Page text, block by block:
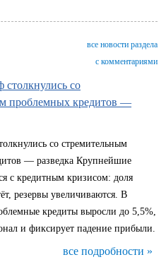
все новости раздела
с комментариями
со
проблемных кредитов —
со стремительным
— разведка Крупнейшие
с кредитным кризисом: доля
резервы увеличиваются. В
кредиты выросли до 5,5%,
и фиксирует падение прибыли.
все подробности »